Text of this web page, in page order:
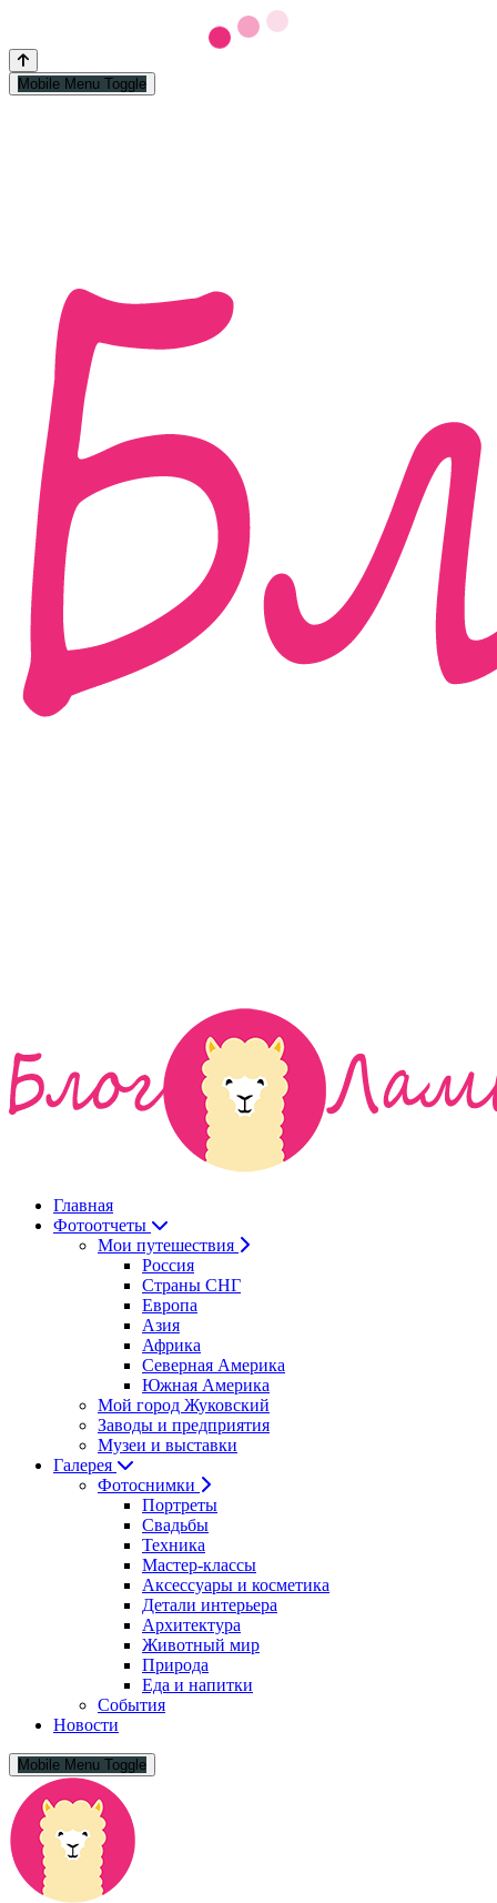
Mobile Menu Toggle
Главная
Фотоотчеты
Мои путешествия
Россия
Страны СНГ
Европа
Азия
Африка
Северная Америка
Южная Америка
Мой город Жуковский
Заводы и предприятия
Музеи и выставки
Галерея
Фотоснимки
Портреты
Свадьбы
Техника
Мастер-классы
Аксессуары и косметика
Детали интерьера
Архитектура
Животный мир
Природа
Еда и напитки
События
Новости
Mobile Menu Toggle